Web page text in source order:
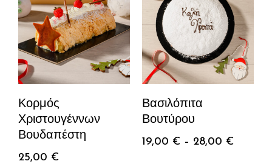
Κορμός
Χριστουγέννων
Βουδαπέστη
25,00 €
Βασιλόπιτα
Βουτύρου
19,00 € – 28,00 €